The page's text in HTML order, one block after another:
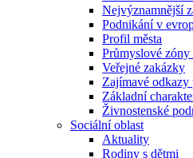
Nejvýznamnější
Podnikání v
Profil města
Průmyslové
Veřejné zakázky
Zajímavé odkazy
Základní
Živnostenské
Sociální oblast
Aktuality
Rodiny s dětmi